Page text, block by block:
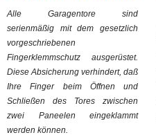
Alle Garagentore sind
serienmäßig mit dem gesetzlich
vorgeschriebenen
Fingerklemmschutz ausgerüstet.
Diese Absicherung verhindert, daß
Ihre Finger beim Öffnen und
Schließen des Tores zwischen
zwei Paneelen eingeklammt
werden können.